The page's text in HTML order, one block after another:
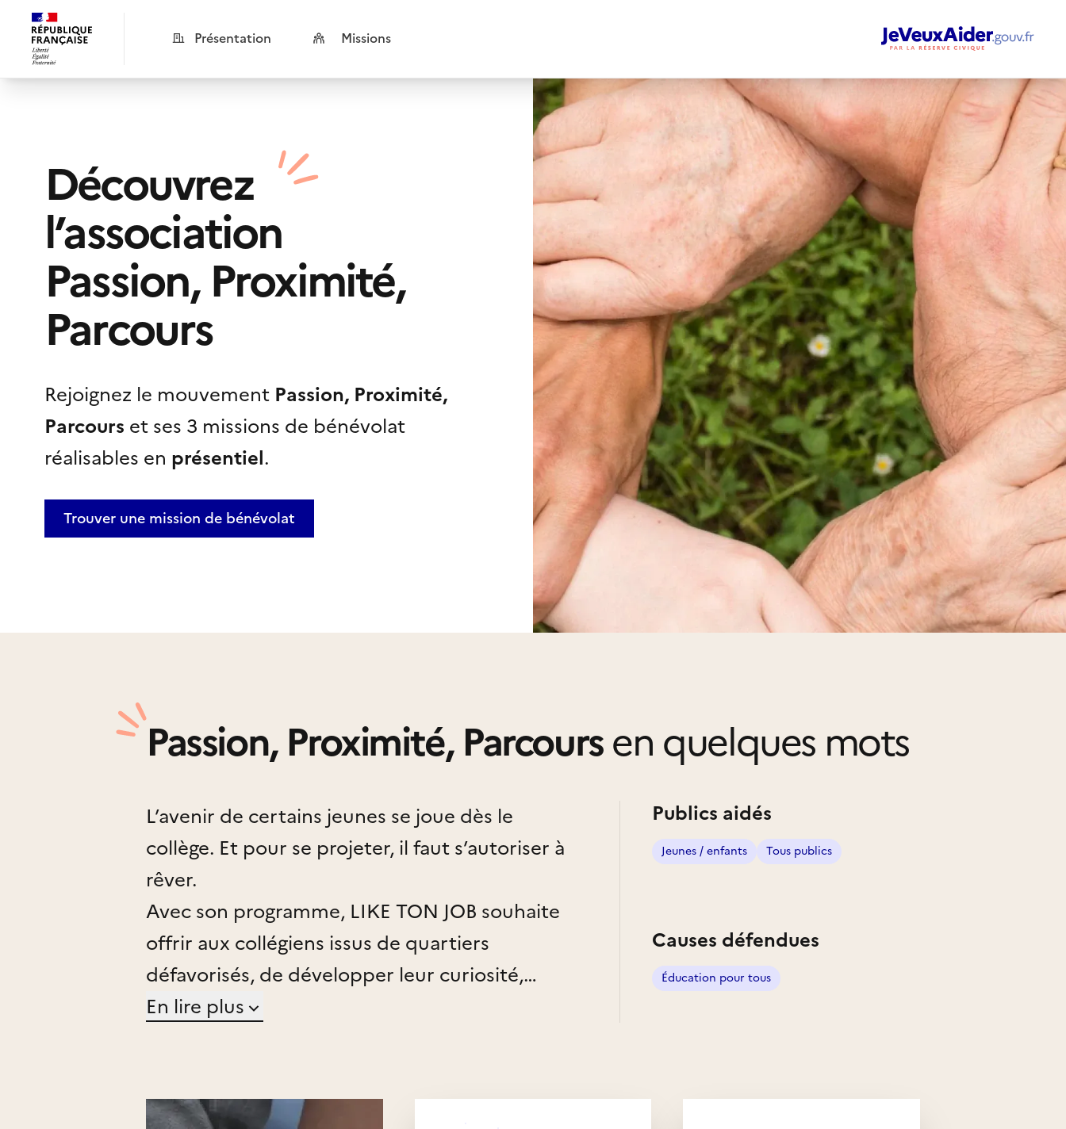
Présentation Missions
Découvrez
l’association
Passion, Proximité,
Parcours
Rejoignez le mouvement Passion, Proximité,
Parcours et ses 3 missions de bénévolat
réalisables en présentiel.
Trouver une mission de bénévolat
Passion, Proximité, Parcoursen quelques mots
L’avenir de certains jeunes se joue dès le
collège. Et pour se projeter, il faut s’autoriser à
rêver.
Avec son programme, LIKE TON JOB souhaite
offrir aux collégiens issus de quartiers
défavorisés, de développer leur curiosité,
étendre leur champ des possibles
dynamique, passionnante et engageante de la
En lire plus
Publics aidés
Jeunes / enfants Tous publics
Causes défendues
Éducation pour tous